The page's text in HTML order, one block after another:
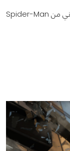
يبدو أن الأمور ستأخذ منحى أكثر عنفاً في الـ DLC الثاني من Spider-Man